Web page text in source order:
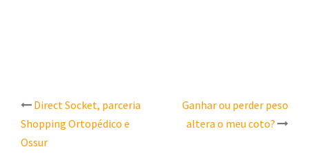
Post
navigation
Direct Socket, parceria
Shopping Ortopédico e
Ossur
Ganhar ou perder peso
altera o meu coto?